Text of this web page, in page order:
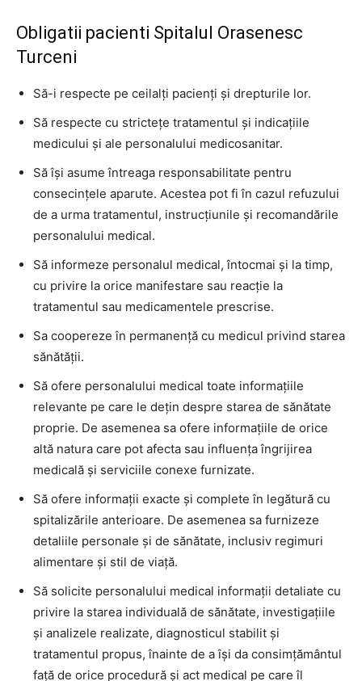
Obligatii pacienti Spitalul Orasenesc
Turceni
Să-i respecte pe ceilalţi pacienţi şi drepturile lor.
Să respecte cu stricteţe tratamentul şi indicaţiile
medicului şi ale personalului medicosanitar.
Să îşi asume întreaga responsabilitate pentru
consecinţele aparute. Acestea pot fi în cazul refuzului
de a urma tratamentul, instrucţiunile şi recomandările
personalului medical.
Să informeze personalul medical, întocmai şi la timp,
cu privire la orice manifestare sau reacţie la
tratamentul sau medicamentele prescrise.
Sa coopereze în permanenţă cu medicul privind starea
sănătăţii.
Să ofere personalului medical toate informaţiile
relevante pe care le deţin despre starea de sănătate
proprie. De asemenea sa ofere informaţiile de orice
altă natura care pot afecta sau influenţa îngrijirea
medicală şi serviciile conexe furnizate.
Să ofere informaţii exacte şi complete în legătură cu
spitalizările anterioare. De asemenea sa furnizeze
detaliile personale şi de sănătate, inclusiv regimuri
alimentare şi stil de viaţă.
Să solicite personalului medical informaţii detaliate cu
privire la starea individuală de sănătate, investigaţiile
şi analizele realizate, diagnosticul stabilit şi
tratamentul propus, înainte de a îşi da consimţământul
faţă de orice procedură şi act medical pe care îl